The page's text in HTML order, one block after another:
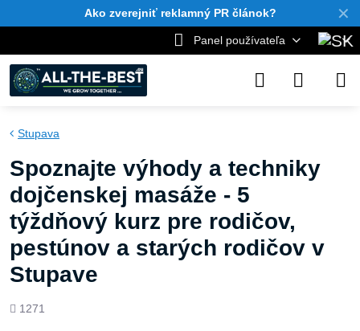
✕
Ako zverejniť reklamný PR článok?
Panel používateľa
Stupava
Spoznajte výhody a techniky
dojčenskej masáže - 5
týždňový kurz pre rodičov,
pestúnov a starých rodičov v
Stupave
Počet
1271